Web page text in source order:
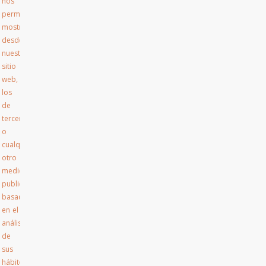
permita
mostrarle
desde
nuestro
sitio
web,
los
de
terceros,
o
cualquier
otro
medio,
publicidad
basada
en el
análisis
de
sus
hábitos